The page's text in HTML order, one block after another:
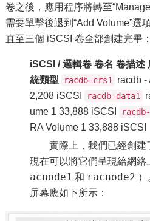
卷之後，應用程序將轉至
需要單擊後退到“Add Volume”選
直至三個 iSCSI 卷全部創建完畢：
iSCSI / 邏輯卷 卷名 卷描述
統類型
racdb-crs1
racdb -
2,208 iSCSI
racdb-data1
ume 1 33,888 iSCSI
RA Volume 1 33,888 iSCSI
實際上，我們已經創建
現在可以將它們呈現給網絡
acnode1 和 racnode2 ）
屏幕應如下所示：